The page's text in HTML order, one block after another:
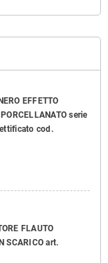
EFFETTO
serie
cod.
FLAUTO
SCARICO art.